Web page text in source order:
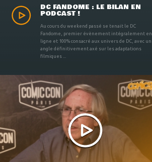
DC FANDOME : LE BILAN EN
PODCAST !
Au cours du weekend passé se tenait le DC
Fandome, premier évènement intégralement en
ligne et 100% consacré aux univers de DC, avec un
angle définitivement axé sur les adaptations
filmiques ...